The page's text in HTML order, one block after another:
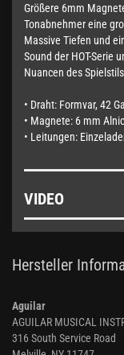
Größere 6mm
Tonabnehmer eine
Massive Tiefen und
Sound der HOT-Serie
Nuancen des
• Draht: Formvar, 42
• Magnete: 6 mm
• Leitungen:
VIDEO
Hersteller
Aguilar
AGUILAR MUSICAL
316 South Service Road